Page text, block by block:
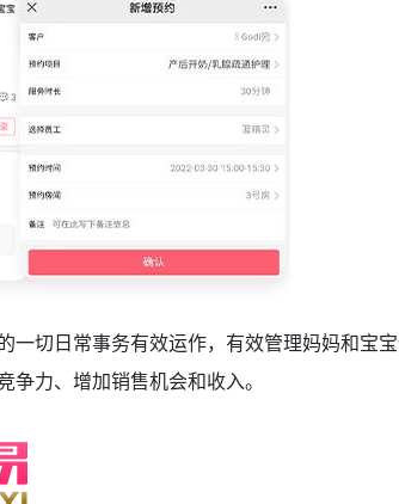
一切日常事务有效运作，有效管理妈妈和宝
力、增加销售机会和收入。